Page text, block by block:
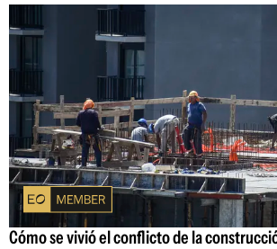
Cómo se vivió el conflicto de la